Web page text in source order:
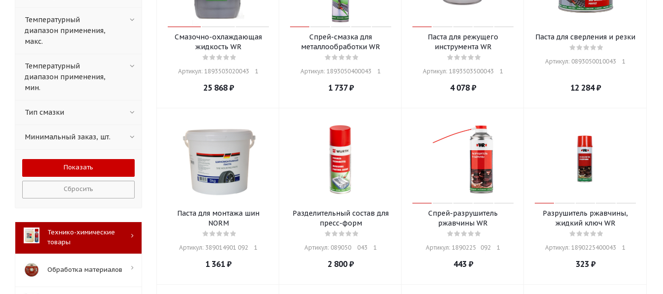
Смазочно-охлаждающая
жидкость WR
Артикул: 1893503020043    1
25 868₽
Спрей-смазка для
металлообработки WR
Артикул: 1893050400043    1
1 737₽
Паста для режущего
инструмента WR
Артикул: 1893503500043    1
4 078₽
Паста для сверления и резки
Артикул: 0893050010043    1
12 284₽
Паста для монтажа шин
NORM
Артикул: 389014901 092    1
1 361 ₽
Разделительный состав для
пресс-форм
Артикул: 089050    043    1
2 800₽
Спрей-разрушитель
ржавчины WR
Артикул: 1890225   092    1
443₽
Разрушитель ржавчины,
жидкий ключ WR
Артикул: 1890225400043    1
323₽
Температурный
диапазон применения,
макс.
Температурный
диапазон применения,
мин.
Тип смазки
Минимальный заказ, шт.
Сбросить
Технико-химические
товары
Обработка материалов